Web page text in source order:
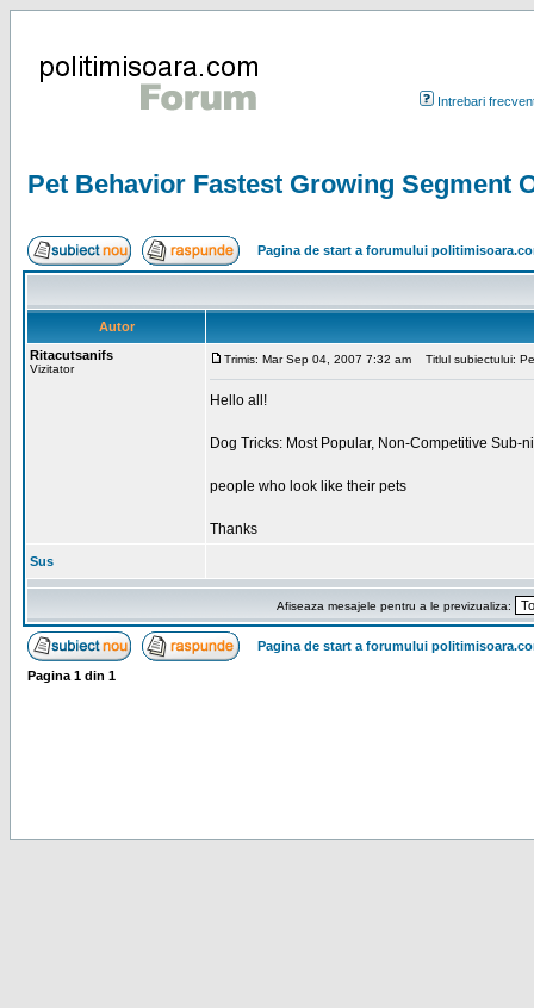
Intrebari
Pet Behavior Fastest Growing Segment
Pagina de start a forumului
Autor
Ritacutsanifs
Vizitator
Trimis: Mar Sep 04, 2007 7:32 am Titlul subiectului:
Hello all!
Dog Tricks: Most Popular, Non-Competitive Sub-
people who look like their pets
Thanks
Sus
Afiseaza mesajele pentru a le previzualiza:
Pagina de start a forumului
Pagina 1 din 1